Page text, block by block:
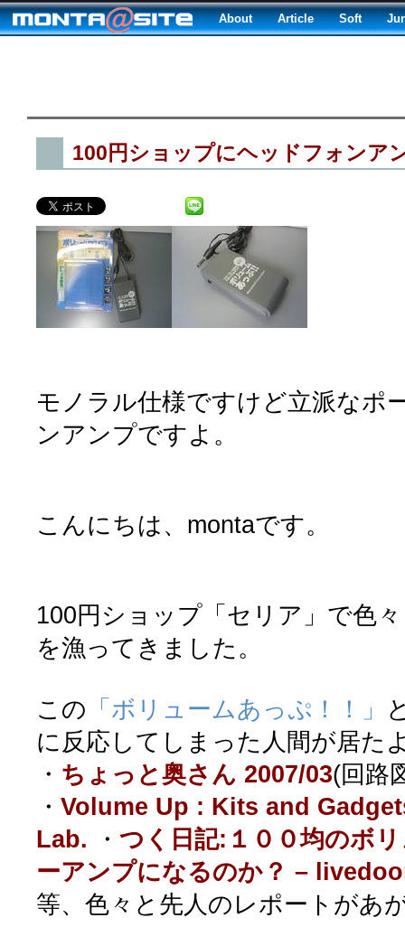
About Article Soft
100円ショップにヘッドフォンア
モノラル仕様ですけど立派なポ
ンアンプですよ。
こんにちは、montaです。
100円ショップ「セリア」で色
を漁ってきました。
この 「ボリュームあっぷ！！」
に反応してしまった人間が居た
・ ちょっと奥さん 2007/03(回路
・ Volume Up : Kits and
Lab. ・ つく日記:１００均のボ
ーアンプになるのか？ –
等、色々と先人のレポートがあ